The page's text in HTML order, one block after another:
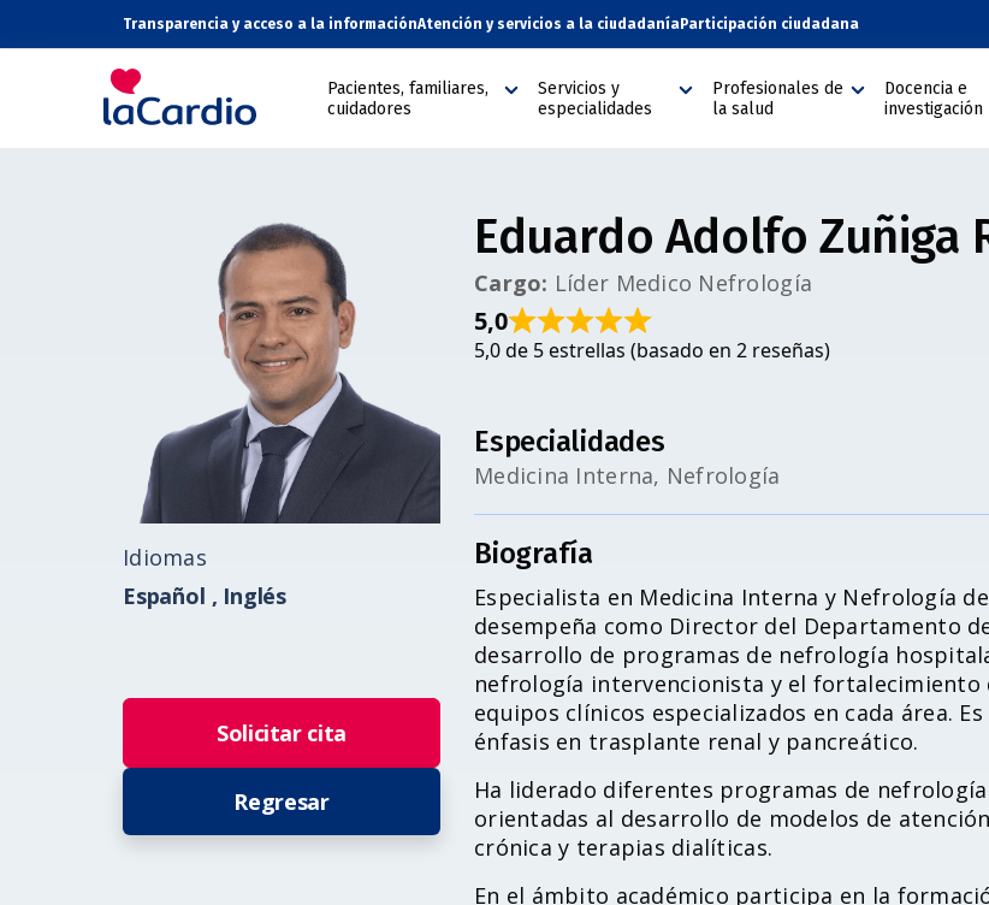
Transparencia y acceso a la informaciónAtención y servicios a la ciudadanía Participación ciudadana
Pacientes, familiares,
cuidadores
Servicios y
especialidades
Profesionales de
la salud
Docencia e
investigación
Idiomas
Español , Inglés
Solicitar cita
Regresar
Eduardo Adolfo Zuñiga
Cargo: Líder Medico Nefrología
5,0
5,0 de 5 estrellas (basado en 2 reseñas)
Especialidades
Medicina Interna, Nefrología
Biografía
Especialista en Medicina Interna y Nefrología
desempeña como Director del Departamento
desarrollo de programas de nefrología
nefrología intervencionista y el fortalecimiento
equipos clínicos especializados en cada área.
énfasis en trasplante renal y pancreático.
Ha liderado diferentes programas de
orientadas al desarrollo de modelos de
crónica y terapias dialíticas.
En el ámbito académico participa en la